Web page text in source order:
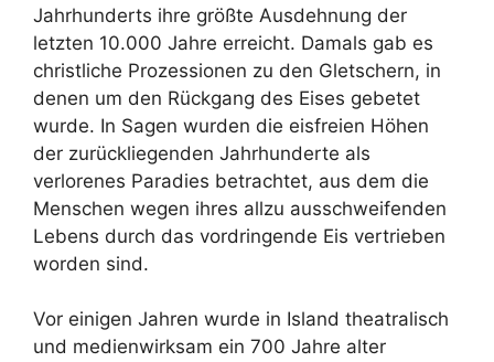
Jahrhunderts ihre größte Ausdehnung der
letzten 10.000 Jahre erreicht. Damals gab es
christliche Prozessionen zu den Gletschern, in
denen um den Rückgang des Eises gebetet
wurde. In Sagen wurden die eisfreien Höhen
der zurückliegenden Jahrhunderte als
verlorenes Paradies betrachtet, aus dem die
Menschen wegen ihres allzu ausschweifenden
Lebens durch das vordringende Eis vertrieben
worden sind.
Vor einigen Jahren wurde in Island theatralisch
und medienwirksam ein 700 Jahre alter